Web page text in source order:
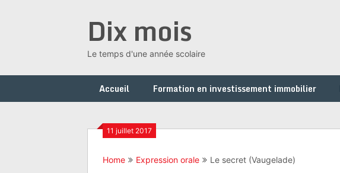
Dix mois
Le temps d'une année scolaire
Accueil Formation en investissement immobilier
11 juillet 2017
Home Expression orale Le secret (Vaugelade)